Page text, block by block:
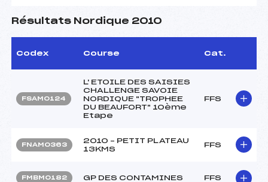
Résultats Nordique 2010
Codex Course Cat.
FSAM0124
L' ETOILE DES SAISIES
CHALLENGE SAVOIE
NORDIQUE "TROPHEE
DU BEAUFORT" 10ème
Etape
FFS
FNAM0363
2010 – PETIT PLATEAU
13KMS
FFS
FMBM0182 GP DES CONTAMINES FFS